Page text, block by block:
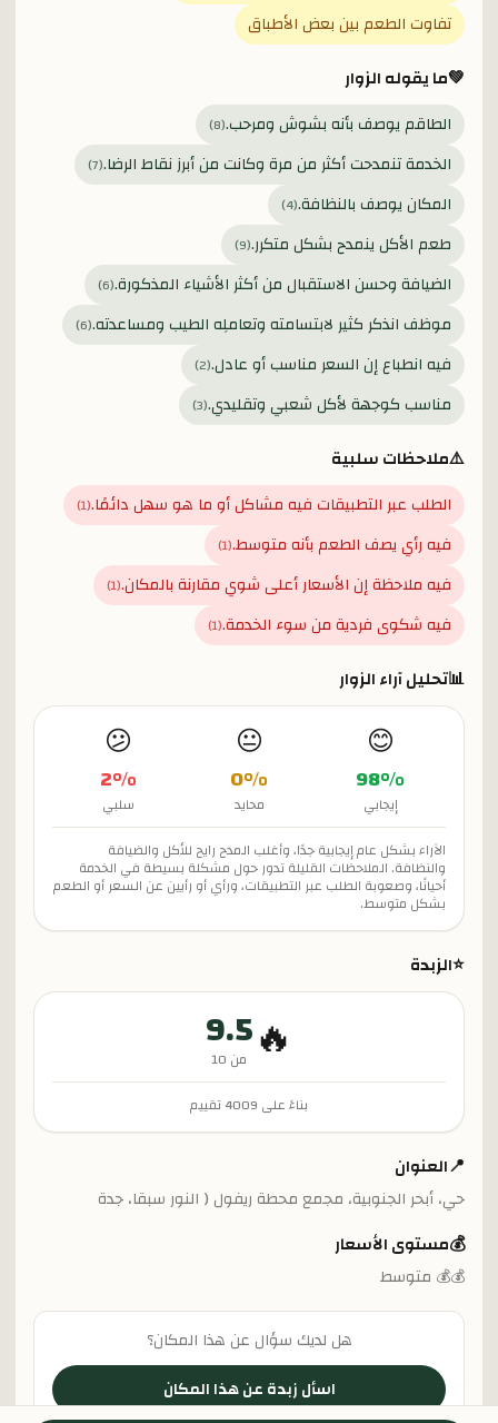
تفاوت الطعم بين بعض الأطباق
💚ما يقوله الزوار
الطاقم يوصف بأنه بشوش ومرحب.(
8
)
الخدمة تنمدحت أكثر من مرة وكانت من أبرز نقاط الرضا.(
7
)
المكان يوصف بالنظافة.(
4
)
طعم الأكل ينمدح بشكل متكرر.(
9
)
الضيافة وحسن الاستقبال من أكثر الأشياء المذكورة.(
6
)
موظف انذكر كثير لابتسامته وتعاملِه الطيب ومساعدته.(
6
)
فيه انطباع إن السعر مناسب أو عادل.(
2
)
مناسب كوجهة لأكل شعبي وتقليدي.(
3
)
⚠️ملاحظات سلبية
الطلب عبر التطبيقات فيه مشاكل أو ما هو سهل دائمًا.(
1
)
فيه رأي يصف الطعم بأنه متوسط.(
1
)
فيه ملاحظة إن الأسعار أعلى شوي مقارنة بالمكان.(
1
)
فيه شكوى فردية من سوء الخدمة.(
1
)
📊تحليل آراء الزوار
😊
98%
إيجابي
😐
0%
محايد
😕
2%
سلبي
الآراء بشكل عام إيجابية جدًا، وأغلب المدح رايح للأكل والضيافة
والنظافة. الملاحظات القليلة تدور حول مشكلة بسيطة في الخدمة
أحيانًا، وصعوبة الطلب عبر التطبيقات، ورأي أو رأيين عن السعر أو الطعم
بشكل متوسط.
⭐الزبدة
🔥
9.5
من 10
بناءً على 4009تقييم
📍العنوان
حي، أبحر الجنوبية، مجمع محطة ريفول ( النور سبقا، جدة
💰مستوى الأسعار
💰💰 متوسط
هل لديك سؤال عن هذا المكان؟
اسأل زبدة عن هذا المكان